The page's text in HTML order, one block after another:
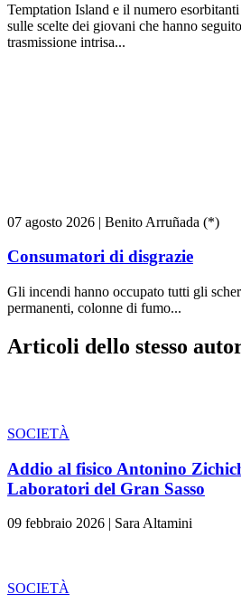
Temptation Island e il numero
sulle scelte dei giovani che hanno
trasmissione intrisa...
07 agosto 2026 | Benito Arruñada (*)
Consumatori di disgrazie
Gli incendi hanno occupato tutti gli
permanenti, colonne di fumo...
Articoli dello stesso
SOCIETÀ
Addio al fisico Antonino
Laboratori del Gran Sasso
09 febbraio 2026 | Sara Altamini
SOCIETÀ